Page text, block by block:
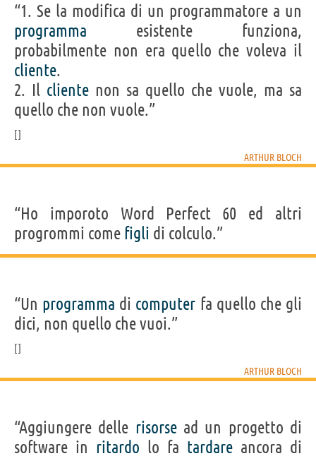
“1. Se la modifica di un programmatore a un
programma esistente funziona,
probabilmente non era quello che voleva il
cliente.
2. Il cliente non sa quello che vuole, ma sa
quello che non vuole.”
ARTHUR BLOCH
“Ho imporoto Word Perfect 60 ed altri
progrommi come figli di colculo.”
“Un programma di computer fa quello che gli
dici, non quello che vuoi.”
ARTHUR BLOCH
“Aggiungere delle risorsead un progetto di
software in ritardo lo fa tardare ancora di